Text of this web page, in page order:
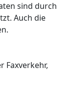
sind durch
Auch die
Faxverkehr,